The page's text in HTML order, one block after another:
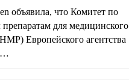
объявила, что Комитет по
для медицинского
Европейского агентства